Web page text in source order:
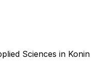
Sciences in Konin